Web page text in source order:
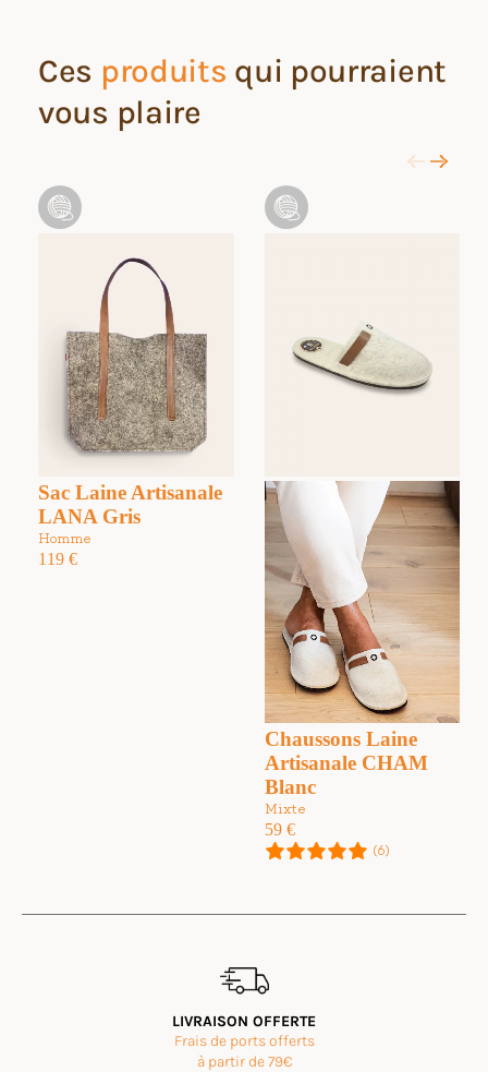
Ces produits qui pourraient
vous plaire
Sac Laine Artisanale
LANA Gris
Homme
119 €
Chaussons Laine
Artisanale CHAM
Blanc
Mixte
59 €
(6)
Acheté pout mon mari, il adore!
Mon Jun 15 2026 11:35:26 GMT+0000 (Coordinated Universal
LIVRAISON OFFERTE
Frais de ports offerts
à partir de 79€